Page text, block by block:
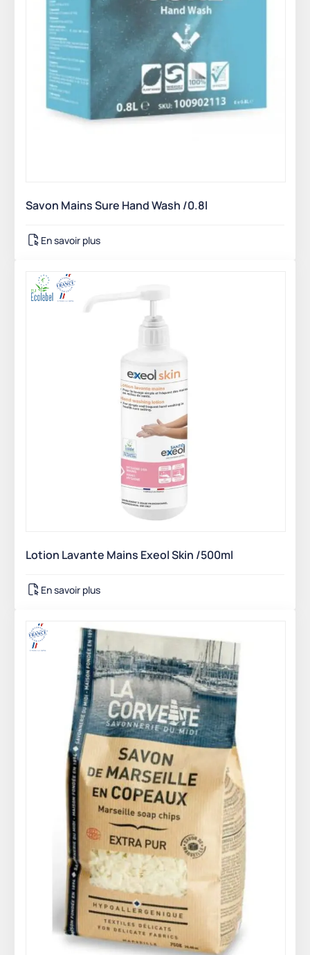
Savon Mains Sure Hand Wash /0.8l
En savoir plus
Lotion Lavante Mains Exeol Skin /500ml
En savoir plus